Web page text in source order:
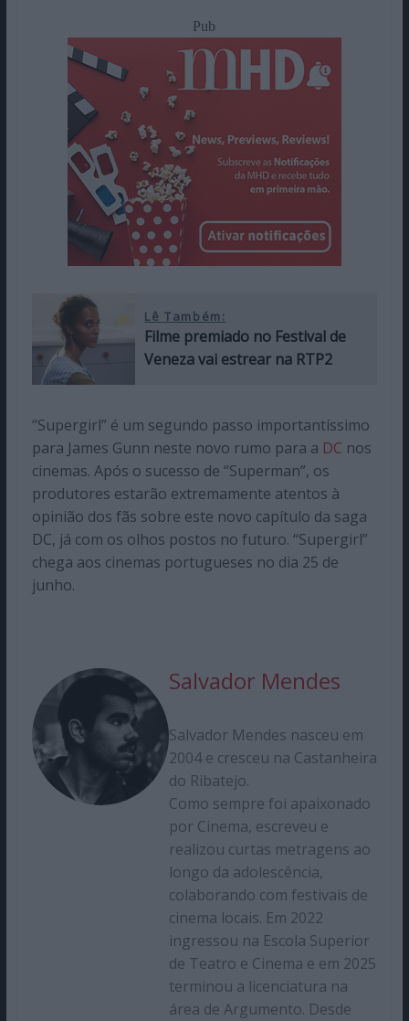
Pub
Lê Também:
Filme premiado no Festival de
Veneza vai estrear na RTP2
“Supergirl” é um segundo passo importantíssimo
para James Gunn neste novo rumo para a DC nos
cinemas. Após o sucesso de “Superman”, os
produtores estarão extremamente atentos à
opinião dos fãs sobre este novo capítulo da saga
DC, já com os olhos postos no futuro. “Supergirl”
chega aos cinemas portugueses no dia 25 de
junho.
Salvador Mendes
Salvador Mendes nasceu em
2004 e cresceu na Castanheira
do Ribatejo.
Como sempre foi apaixonado
por Cinema, escreveu e
realizou curtas metragens ao
longo da adolescência,
colaborando com festivais de
cinema locais. Em 2022
ingressou na Escola Superior
de Teatro e Cinema e em 2025
terminou a licenciatura na
área de Argumento. Desde